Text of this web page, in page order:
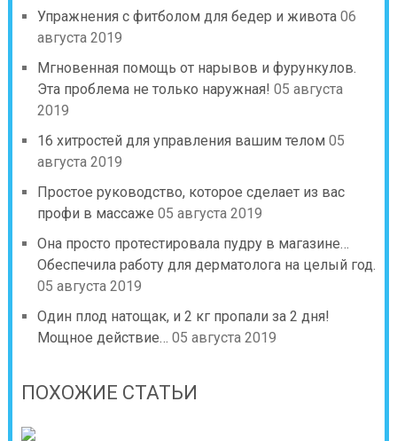
Упражнения с фитболом для бедер и живота 06
августа 2019
Мгновенная помощь от нарывов и фурункулов.
Эта проблема не только наружная! 05 августа
2019
16 хитростей для управления вашим телом 05
августа 2019
Простое руководство, которое сделает из вас
профи в массаже 05 августа 2019
Она просто протестировала пудру в магазине…
Обеспечила работу для дерматолога на целый год.
05 августа 2019
Один плод натощак, и 2 кг пропали за 2 дня!
Мощное действие… 05 августа 2019
ПОХОЖИЕ СТАТЬИ